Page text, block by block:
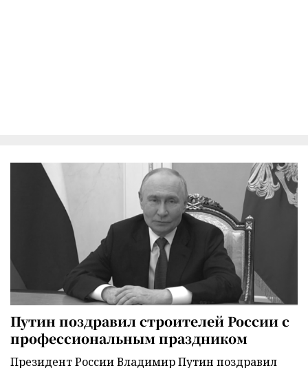
Путин поздравил строителей России с
профессиональным праздником
Президент России Владимир Путин поздравил